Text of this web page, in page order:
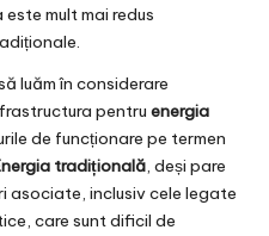
mult mai redus
luăm în considerare
pentru energia
de funcționare pe termen
tradițională, deși pare
asociate, inclusiv cele legate
care sunt dificil de